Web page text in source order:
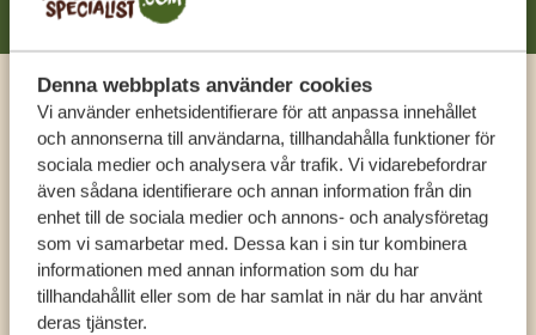
Denna webbplats använder cookies
Vi använder enhetsidentifierare för att anpassa innehållet
och annonserna till användarna, tillhandahålla funktioner för
sociala medier och analysera vår trafik. Vi vidarebefordrar
även sådana identifierare och annan information från din
enhet till de sociala medier och annons- och analysföretag
som vi samarbetar med. Dessa kan i sin tur kombinera
informationen med annan information som du har
tillhandahållit eller som de har samlat in när du har använt
deras tjänster.
Ring en expert
FÅ PERSONLIG RÅDGIVNING FRÅN VÅRA
EXPERTER
SV:+31 174 788 108